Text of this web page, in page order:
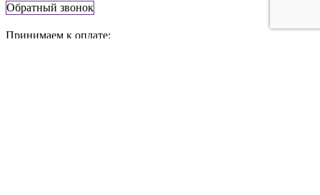
Обратный звонок
Принимаем к оплате: